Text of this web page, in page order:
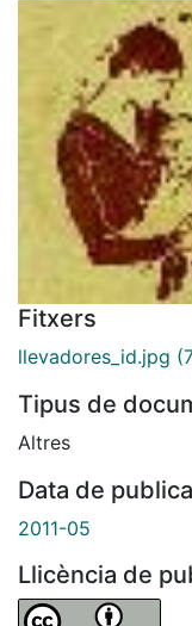
Fitxers
llevadores_id.jpg
Tipus de
Altres
Data de
2011-05
Llicència de